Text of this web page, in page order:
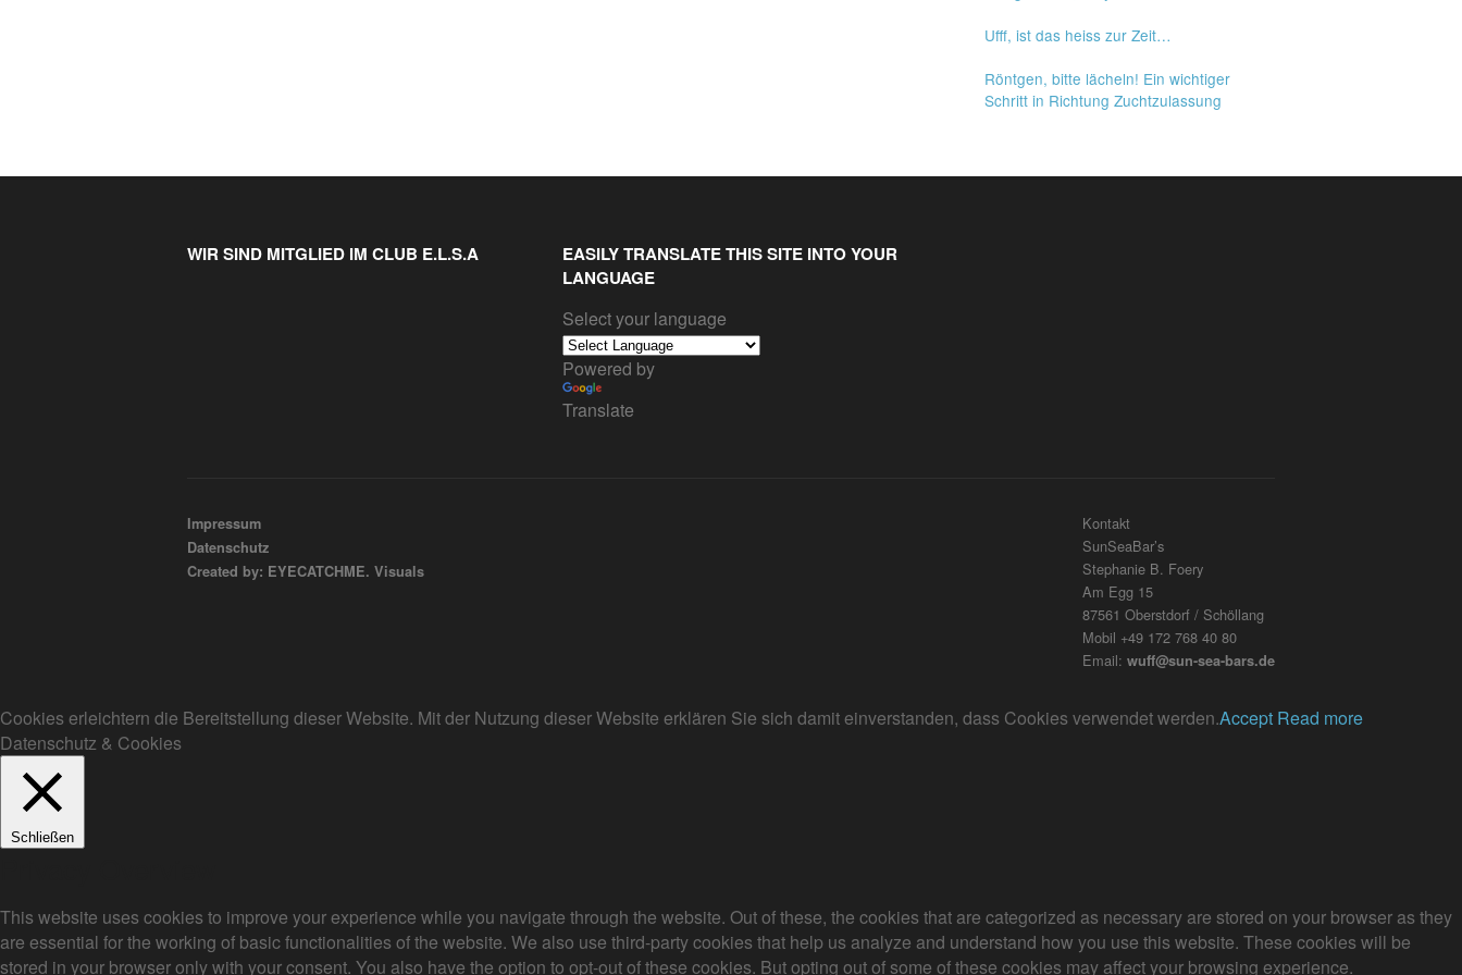
Ufff, ist das heiss zur Zeit…
Röntgen, bitte lächeln! Ein wichtiger
Schritt in Richtung Zuchtzulassung
WIR SIND MITGLIED IM CLUB E.L.S.A
EASILY TRANSLATE THIS SITE INTO YOUR
LANGUAGE
Select your language
Powered by
Translate
Impressum
Datenschutz
Created by: EYECATCHME. Visuals
Kontakt
SunSeaBar’s
Stephanie B. Foery
Am Egg 15
87561 Oberstdorf / Schöllang
Mobil +49 172 768 40 80
Email: wuff@sun-sea-bars.de
Cookies erleichtern die Bereitstellung dieser Website. Mit der Nutzung dieser Website erklären Sie sich damit einverstanden, dass Cookies verwendet werden.Accept Read more
Datenschutz & Cookies
Schließen
This website uses cookies to improve your experience while you navigate through the website. Out of these, the cookies that are categorized as necessary are stored on your browser as they
are essential for the working of basic functionalities of the website. We also use third-party cookies that help us analyze and understand how you use this website. These cookies will be
stored in your browser only with your consent. You also have the option to opt-out of these cookies. But opting out of some of these cookies may affect your browsing experience.